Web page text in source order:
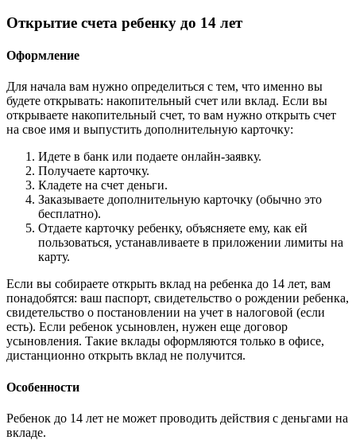
Открытие счета ребенку до 14 лет
Оформление
Для начала вам нужно определиться с тем, что именно вы
будете открывать: накопительный счет или вклад. Если вы
открываете накопительный счет, то вам нужно открыть счет
на свое имя и выпустить дополнительную карточку:
Идете в банк или подаете онлайн-заявку.
Получаете карточку.
Кладете на счет деньги.
Заказываете дополнительную карточку (обычно это
бесплатно).
Отдаете карточку ребенку, объясняете ему, как ей
пользоваться, устанавливаете в приложении лимиты на
карту.
Если вы собираете открыть вклад на ребенка до 14 лет, вам
понадобятся: ваш паспорт, свидетельство о рождении ребенка,
свидетельство о постановлении на учет в налоговой (если
есть). Если ребенок усыновлен, нужен еще договор
усыновления. Такие вклады оформляются только в офисе,
дистанционно открыть вклад не получится.
Особенности
Ребенок до 14 лет не может проводить действия с деньгами на
вкладе.